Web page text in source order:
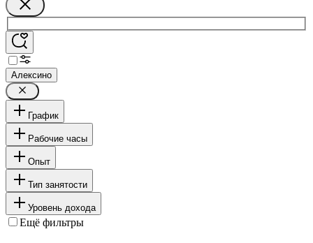
Алексино
График
Рабочие часы
Опыт
Тип занятости
Уровень дохода
Ещё фильтры